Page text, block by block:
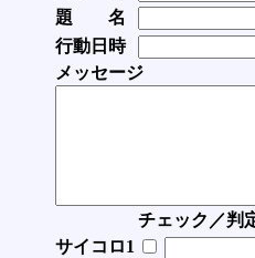
題 名
行動日時
メッセージ
チェック／判
サイコロ1